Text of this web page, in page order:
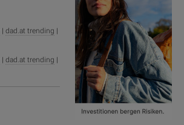
|dad.at trending |
|dad.at trending |